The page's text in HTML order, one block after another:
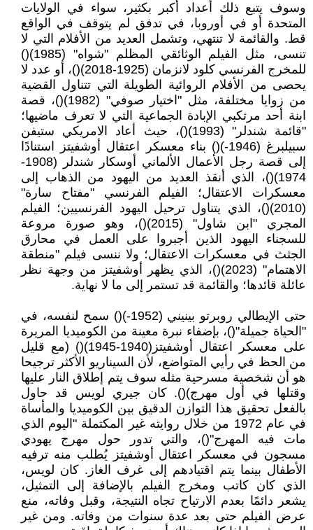
وسوف يتبع ذلك أعداد أكبر بكثير، سواء في الولايات
المتحدة أو في أوروبا، في تدفق لم يتوقف في الواقع
قط. والقائمة لا تنتهي، وتشمل العديد من الأفلام التي لا
تنسى، مثل الفيلم الوثائقي المظلم "شواه" (1985)()
للمخرج الفرنسي كلود لانزمان (1925-2018)()، أو عدد لا
يحصى من الأفلام الروائية الطويلة التي تتناول القضية
من زوايا مختلفة، مثل "اختيار صوفي" (1982)()، قصة
ابنة أحد مرتكبي الإبادة الجماعية التي لا تعرف ماضيها؛
"قائمة شندلر" (1993)()، حيث أعاد الامريكي ستيفن
سبيلبرغ (1946-)() بناء معسكر اعتقال أوشفيتز استنادًا
إلى قصة رجل الأعمال الألماني أوسكار شندلر (1908-
1974)()، الذي أنقذ العديد من اليهود من الذهاب إلى
معسكرات الاعتقال؛ الفيلم الفرنسي "مفتاح سارة"
(2010)()، الذي يتناول ترحيل اليهود الفرنسيين؛ الفيلم
المجري "ابن شاول" (2015)()، وهو صورة مروعة
للسجناء اليهود الذين أجبروا على العمل في محارق
الجثث في معسكرات الاعتقال؛ ولا ننسى فيلم "منطقة
الاهتمام" (2023)()، الذي يظهر أوشفيتز من وجهة نظر
عائلة قائدها؛ والقائمة قد تستمر إلى ما لا نهاية.
حتى الإيطالي روبرتو بينيني (1952-)() سمح لنفسه، في
"الحياة جميلة"()، بإضفاء نبرة معينة من الكوميديا المريرة
على معسكر اعتقال أوشفيتز(1940-1945)() (مع قليل
من الحظ في رأيي المتواضع، لأن السيناريو الأكثر ترجيحا
هو أن شخصية مسرحية مثله سوف يتم إطلاق النار عليها
وقتلها في أول مهرج)(). كان جيري لويس قد حاول
بالفعل تحقيق هذا التوازن الدقيق بين الكوميديا والمأساة
في عام 1972 من خلال روايته غير المكتملة "اليوم الذي
مات فيه المهرج"()، والتي تدور حول مهرج يهودي
مسجون في معسكر اعتقال أوشفيتز يُطلب منه ترفيه
الأطفال بينما يتم اقتيادهم إلى غرف الغاز. كان لويس،
الذي كان كاتب ومخرج الفيلم بالإضافة إلى التمثيل،
يشعر دائمًا بعدم الارتياح تجاه النتيجة، وقبل وفاته، منع
عرض الفيلم حتى بعد عدة سنوات من وفاته. ومن غير